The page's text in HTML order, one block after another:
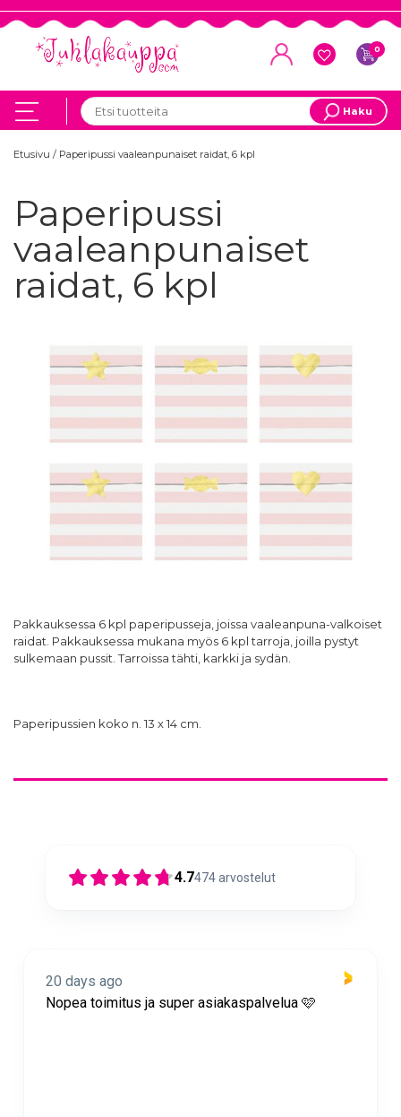
0
Haku
Etusivu / Paperipussi vaaleanpunaiset raidat, 6 kpl
Paperipussi
vaaleanpunaiset
raidat, 6 kpl
Pakkauksessa 6 kpl paperipusseja, joissa vaaleanpuna-valkoiset
raidat. Pakkauksessa mukana myös 6 kpl tarroja, joilla pystyt
sulkemaan pussit. Tarroissa tähti, karkki ja sydän.
Paperipussien koko n. 13 x 14 cm.
4.7474arvostelut
20 days ago
Nopea toimitus ja super asiakaspalvelua 🩷